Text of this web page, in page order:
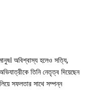
অবিশ্বাস্য হলেও সত্যি,
তিনি নেতৃত্ব দিয়েছেন
সফলতার সাথে সম্পন্ন